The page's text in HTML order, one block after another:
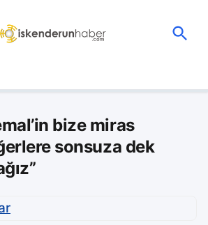
bize miras
sonsuza dek